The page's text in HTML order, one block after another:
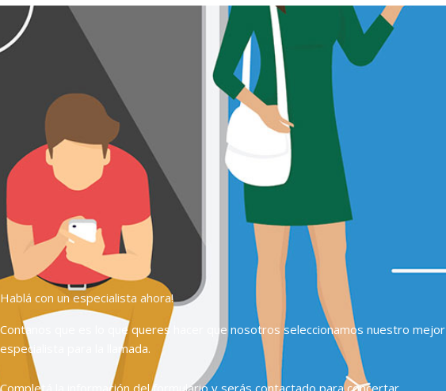
Hablá con un especialista ahora!
Contanos que es lo que queres hacer que nosotros seleccionamos nuestro mejor
especialista para la llamada.
Completá la información del formulario y serás contactado para concertar